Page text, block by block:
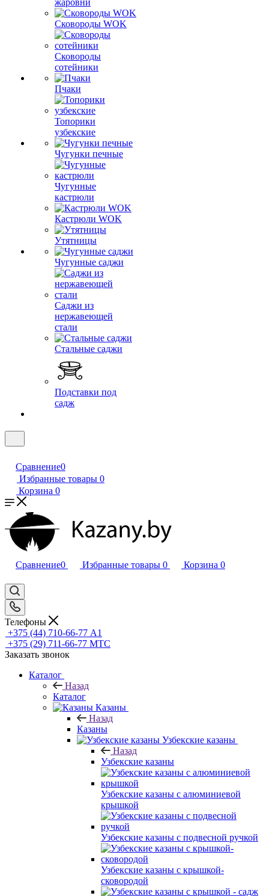
жаровни
Сковороды WOK
Сковороды
сотейники
Пчаки
Топорики
узбекские
Чугунки печные
Чугунные
кастрюли
Кастрюли WOK
Утятницы
Чугунные саджи
Саджи из
нержавеющей
стали
Стальные саджи
Подставки под
садж
Сравнение0
Избранные товары 0
Корзина 0
Сравнение0 Избранные товары 0 Корзина 0
Телефоны
+375 (44) 710-66-77 А1
+375 (29) 711-66-77 МТС
Заказать звонок
Каталог
Назад
Каталог
Казаны
Назад
Казаны
Узбекские казаны
Назад
Узбекские казаны
Узбекские казаны с алюминиевой
крышкой
Узбекские казаны с подвесной ручкой
Узбекские казаны с крышкой-
сковородой